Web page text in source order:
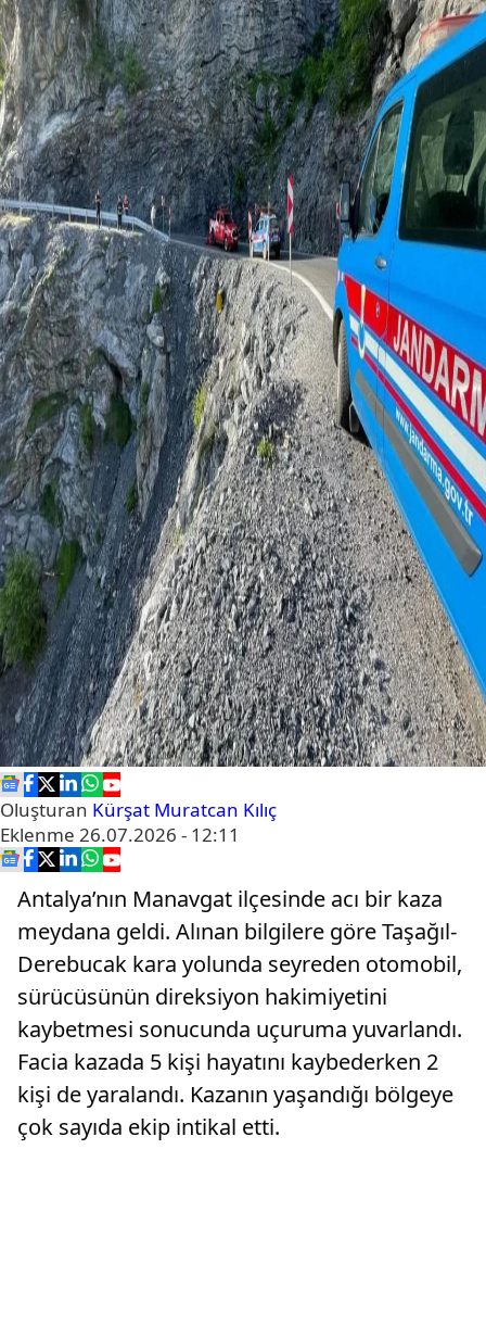
Oluşturan Kürşat Muratcan Kılıç
Eklenme 26.07.2026 - 12:11
Antalya’nın Manavgat ilçesinde acı bir kaza
meydana geldi. Alınan bilgilere göre Taşağıl-
Derebucak kara yolunda seyreden otomobil,
sürücüsünün direksiyon hakimiyetini
kaybetmesi sonucunda uçuruma yuvarlandı.
Facia kazada 5 kişi hayatını kaybederken 2
kişi de yaralandı. Kazanın yaşandığı bölgeye
çok sayıda ekip intikal etti.